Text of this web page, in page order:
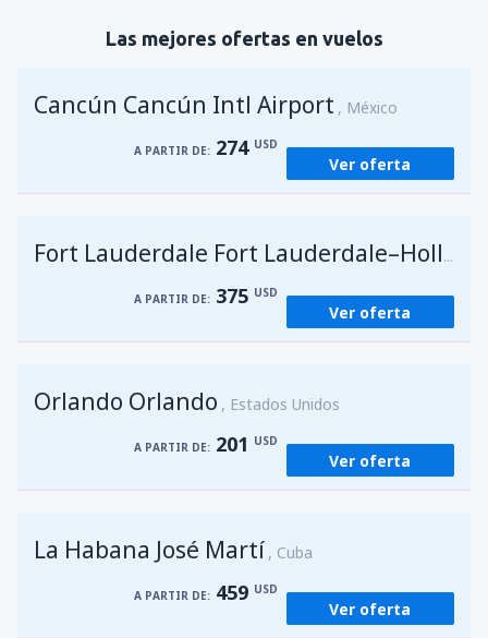
Las mejores ofertas en vuelos
Cancún Cancún Intl Airport México
A PARTIR DE: 274 USD
Ver oferta
Fort Lauderdale Fort Lauderdale–Hollywood Intl Airport
A PARTIR DE: 375 USD
Ver oferta
Orlando Orlando Estados Unidos
A PARTIR DE: 201 USD
Ver oferta
La Habana José Martí Cuba
A PARTIR DE: 459 USD
Ver oferta